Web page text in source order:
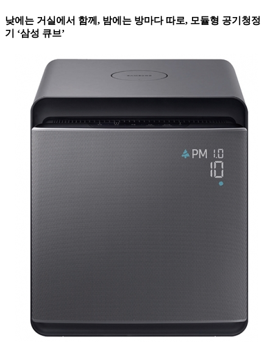
낮에는 거실에서 함께, 밤에는 방마다 따로, 모듈형 공기청정
기 ‘삼성 큐브’